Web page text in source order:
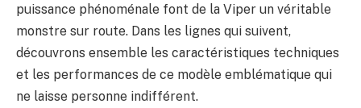
puissance phénoménale font de la Viper un véritable
monstre sur route. Dans les lignes qui suivent,
découvrons ensemble les caractéristiques techniques
et les performances de ce modèle emblématique qui
ne laisse personne indifférent.